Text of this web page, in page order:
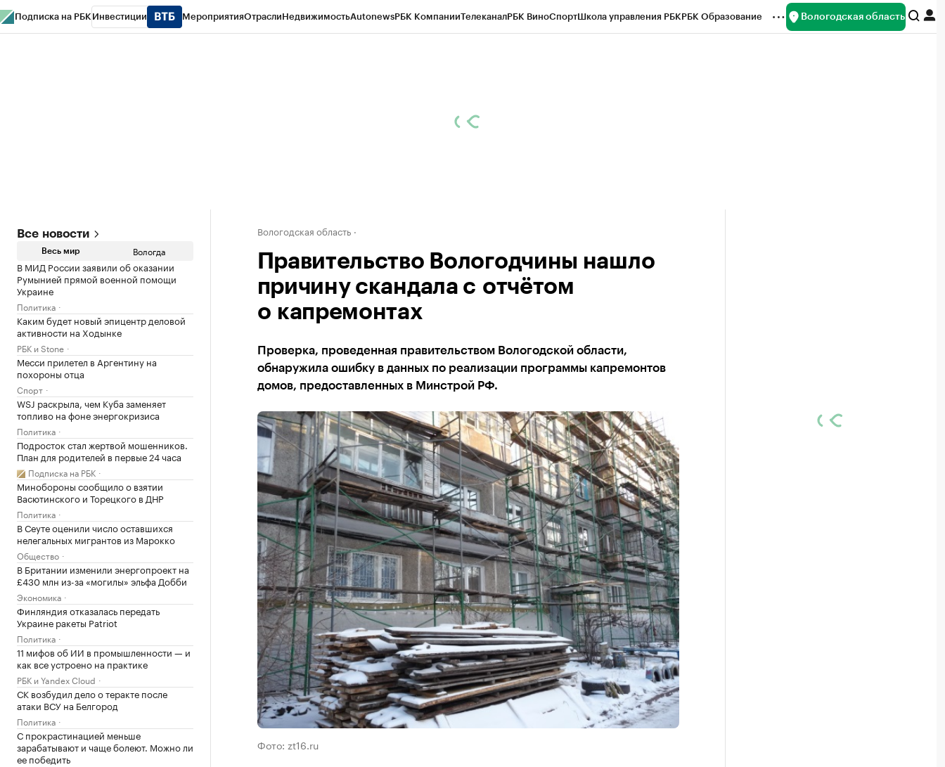
Подписка на РБК Инвестиции МероприятияОтраслиНедвижимостьAutonewsРБК КомпанииТелеканалРБК ВиноСпортШкола управления РБКРБК Образование Вологодская область
Все новости
Весь мир Вологда
В МИД России заявили об оказании
Румынией прямой военной помощи
Украине
Политика
Каким будет новый эпицентр деловой
активности на Ходынке
РБК и Stone
Месси прилетел в Аргентину на
похороны отца
Спорт
WSJ раскрыла, чем Куба заменяет
топливо на фоне энергокризиса
Политика
Подросток стал жертвой мошенников.
План для родителей в первые 24 часа
Подписка на РБК
Минобороны сообщило о взятии
Васютинского и Торецкого в ДНР
Политика
В Сеуте оценили число оставшихся
нелегальных мигрантов из Марокко
Общество
В Британии изменили энергопроект на
£430 млн из-за «могилы» эльфа Добби
Экономика
Финляндия отказалась передать
Украине ракеты Patriot
Политика
11 мифов об ИИ в промышленности — и
как все устроено на практике
РБК и Yandex Cloud
СК возбудил дело о теракте после
атаки ВСУ на Белгород
Политика
С прокрастинацией меньше
зарабатывают и чаще болеют. Можно ли
ее победить
Вологодская область
Правительство Вологодчины нашло
причину скандала с отчётом
о капремонтах
Проверка, проведенная правительством Вологодской области,
обнаружила ошибку в данных по реализации программы капремонтов
домов, предоставленных в Минстрой РФ.
Фото: zt16.ru